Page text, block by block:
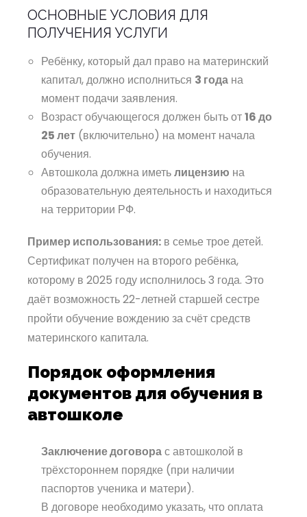
ОСНОВНЫЕ УСЛОВИЯ ДЛЯ
ПОЛУЧЕНИЯ УСЛУГИ
Ребёнку, который дал право на материнский
капитал, должно исполниться 3 года на
момент подачи заявления.
Возраст обучающегося должен быть от16 до
25 лет (включительно) на момент начала
обучения.
Автошкола должна иметьлицензию на
образовательную деятельность и находиться
на территории РФ.
Пример использования: в семье трое детей.
Сертификат получен на второго ребёнка,
которому в 2025 году исполнилось 3 года. Это
даёт возможность 22-летней старшей сестре
пройти обучение вождению за счёт средств
материнского капитала.
Порядок оформления
документов для обучения в
автошколе
Заключение договорас автошколой в
трёхстороннем порядке (при наличии
паспортов ученика и матери).
В договоре необходимо указать, что оплата